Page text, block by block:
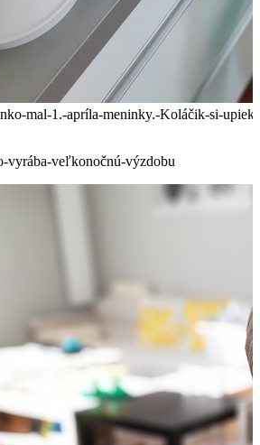
mal-1.-apríla-meninky.-Koláčik-si-
vyrába-veľkonočnú-výzdobu